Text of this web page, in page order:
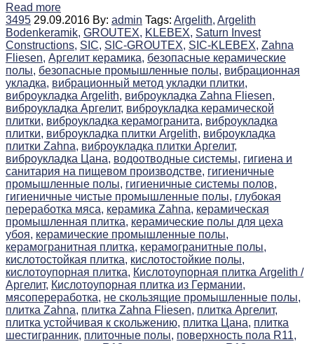
Read more
3495 29.09.2016 By: admin Tags: Argelith, Argelith
Bodenkeramik, GROUTEX, KLEBEX, Saturn Invest
Constructions, SIC, SIC-GROUTEX, SIC-KLEBEX, Zahna
Fliesen, Аргелит керамика, безопасные керамические
полы, безопасные промышленные полы, вибрационная
укладка, вибрационный метод укладки плитки,
виброукладка Argelith, виброукладка Zahna Fliesen,
виброукладка Аргелит, виброукладка керамической
плитки, виброукладка керамогранита, виброукладка
плитки, виброукладка плитки Argelith, виброукладка
плитки Zahna, виброукладка плитки Аргелит,
виброукладка Цана, водоотводные системы, гигиена и
санитария на пищевом производстве, гигиеничные
промышленные полы, гигиеничные системы полов,
гигиеничные чистые промышленные полы, глубокая
переработка мяса, керамика Zahna, керамическая
промышленная плитка, керамические полы для цеха
убоя, керамические промышленные полы,
керамогранитная плитка, керамогранитные полы,
кислотостойкая плитка, кислотостойкие полы,
кислотоупорная плитка, Кислотоупорная плитка Argelith /
Аргелит, Кислотоупорная плитка из Германии,
мясопереработка, не скользящие промышленные полы,
плитка Zahna, плитка Zahna Fliesen, плитка Аргелит,
плитка устойчивая к скольжению, плитка Цана, плитка
шестигранник, плиточные полы, поверхность пола R11,